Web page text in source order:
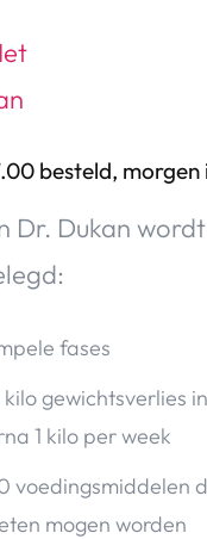
besteld, morgen
Dr. Dukan
fases
gewichtsverlies
1 kilo per week
voedingsmiddelen
mogen worden